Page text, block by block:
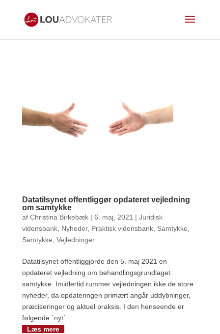
Datatilsynet offentliggør opdateret vejledning
om samtykke
af Christina Birkebæk| 6. maj, 2021 | Juridisk
vidensbank, Nyheder, Praktisk vidensbank, Samtykke,
Samtykke, Vejledninger
Datatilsynet offentliggjorde den 5. maj 2021 en
opdateret vejledning om behandlingsgrundlaget
samtykke. Imidlertid rummer vejledningen ikke de store
nyheder, da opdateringen primært angår uddybninger,
præciseringer og aktuel praksis. I den henseende er
følgende `nyt´...
Læs mere